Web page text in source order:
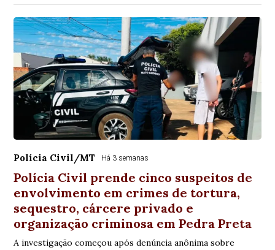
Polícia Civil/MT Há 3 semanas
Polícia Civil prende cinco suspeitos de
envolvimento em crimes de tortura,
sequestro, cárcere privado e
organização criminosa em Pedra Preta
A investigação começou após denúncia anônima sobre